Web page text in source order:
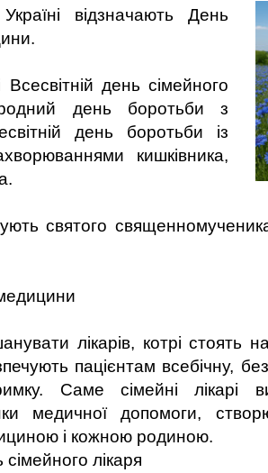
відзначають День
день сімейного
день боротьби з
день боротьби із
кишківника,
святого
лікарів, котрі стоять
пацієнтам всебічну,
Саме сімейні лікарі
медичної допомоги,
і кожною родиною.
сімейного лікаря